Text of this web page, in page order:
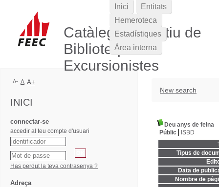
Catàleg Col·lectiu de
Biblioteques
Excursionistes
New search
Deu anys de feina
Públic
ISBD
Tipus de
Data de
Nombre de
Inici
Entitats
Hemeroteca
Estadístiques
Àrea interna
A- A A+
INICI
connectar-se
accedir al teu compte d'usuari
Has perdut la teva contrasenya ?
Adreça